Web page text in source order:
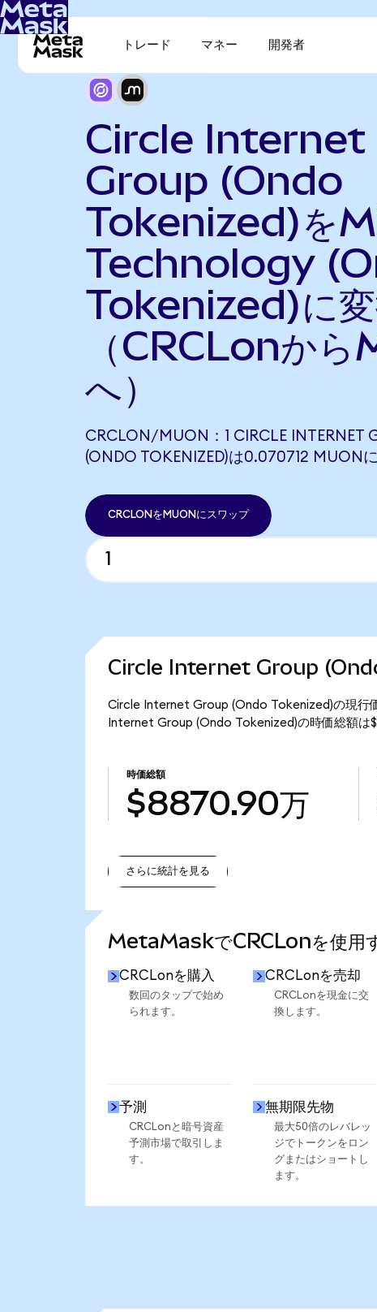
トレード マネー 開発者
Circle Internet
Group (Ondo
Tokenized)を
Technology
Tokenized)に
（CRCLonか
へ）
CRCLON/MUON：1 CIRCLE INTERNET
(ONDO TOKENIZED)は0.070712 MUON
CRCLONをMUONにスワップ
Circle Internet Group
Circle Internet Group (Ondo Tokenized)の現行
Internet Group (Ondo Tokenized)の時価総額は
時価総額
$8870.90万
さらに統計を見る
MetaMaskでCRCLonを使用
CRCLonを購入
数回のタップで始め
られます。
CRCLonを売却
CRCLonを現金に交
換します。
予測
CRCLonと暗号資産
予測市場で取引しま
す。
無期限先物
最大50倍のレバレッ
ジでトークンをロン
グまたはショートし
ます。